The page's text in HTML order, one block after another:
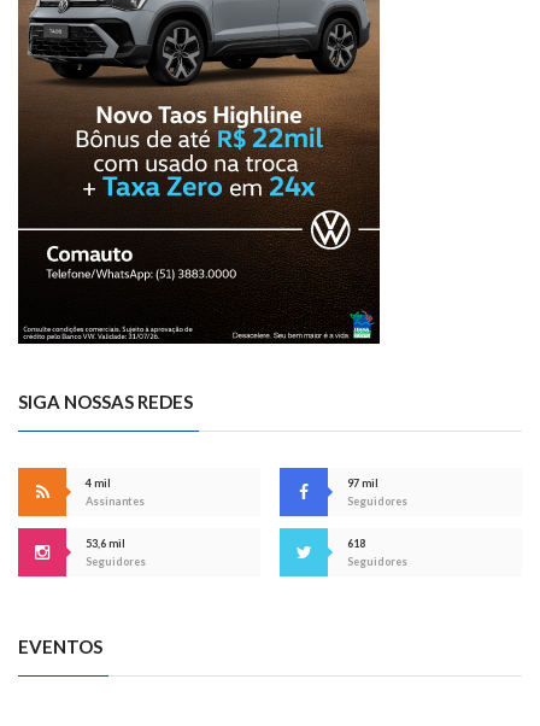
SIGA NOSSAS REDES
4 mil
Assinantes
97 mil
Seguidores
53,6 mil
Seguidores
618
Seguidores
EVENTOS